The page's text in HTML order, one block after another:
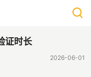
证时长
2026-06-01